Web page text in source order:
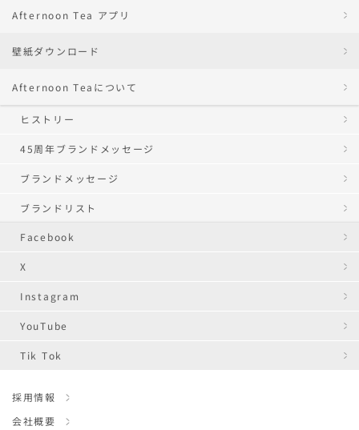
Afternoon Tea アプリ
壁紙ダウンロード
Afternoon Teaについて
ヒストリー
45周年ブランドメッセージ
ブランドメッセージ
ブランドリスト
Facebook
X
Instagram
YouTube
Tik Tok
採用情報
会社概要